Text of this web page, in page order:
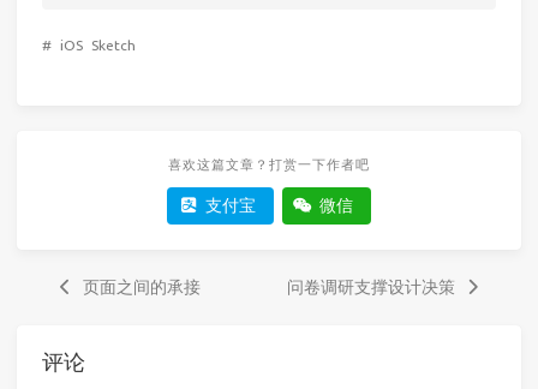
# iOS Sketch
喜欢这篇文章？打赏一下作者吧
支付宝 微信
页面之间的承接 问卷调研支撑设计决策
评论